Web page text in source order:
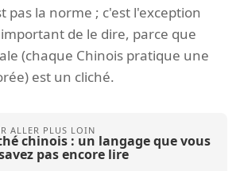
pas la norme ; c'est l'exception
de le dire, parce que
(chaque Chinois pratique une
est un cliché.
chinois : un langage que vous
pas encore lire